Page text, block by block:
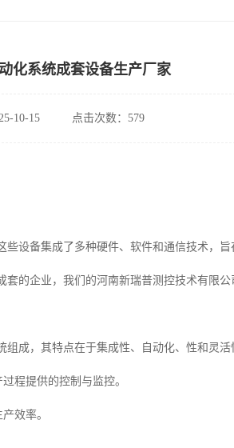
化系统成套设备生产厂家
10-15 点击次数：579
设备集成了多种硬件、软件和通信技术，
的企业，我们的河南新瑞普测控技术有限公
成，其特点在于集成性、自动化、性和灵活
程提供的控制与监控。
效率。